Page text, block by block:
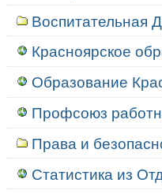
Воспитательная
Красноярское
Образование
Профсоюз
Права и
Статистика из